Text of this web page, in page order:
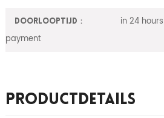
Doorlooptijd：
in 24
payment
Productdetails